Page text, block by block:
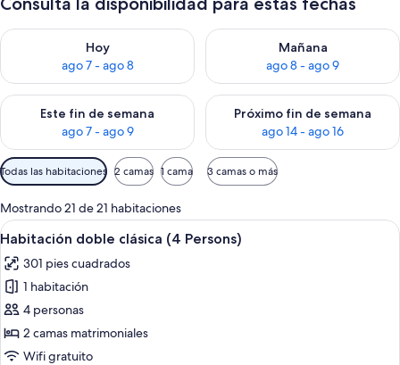
Hoy
ago 7 - ago 8
Consulta la disponibilidad para hoy ago 7 - ago 8
Mañana
ago 8 - ago 9
Consulta la disponibilidad
Este fin de semana
ago 7 - ago 9
Consulta la disponibilidad para este fin de semana ago 7 -
Próximo fin de semana
ago 14 - ago 16
Consulta la disponibilidad
Filtros
disponibles
para
las
habitaciones
Todas las habitaciones 2 camas 1 cama 3 camas o más
Mostrando 21 de 21 habitaciones
Abrir
todas
las
fotos
de
Habitación
doble
Una habitación de hotel moderna
6
Habitación doble clásica (4 Persons)
301 pies cuadrados
1 habitación
4 personas
2 camas matrimoniales
Wifi gratuito